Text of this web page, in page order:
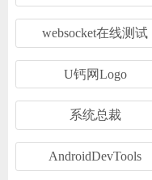
websocket在线测试
U钙网Logo
系统总裁
AndroidDevTools